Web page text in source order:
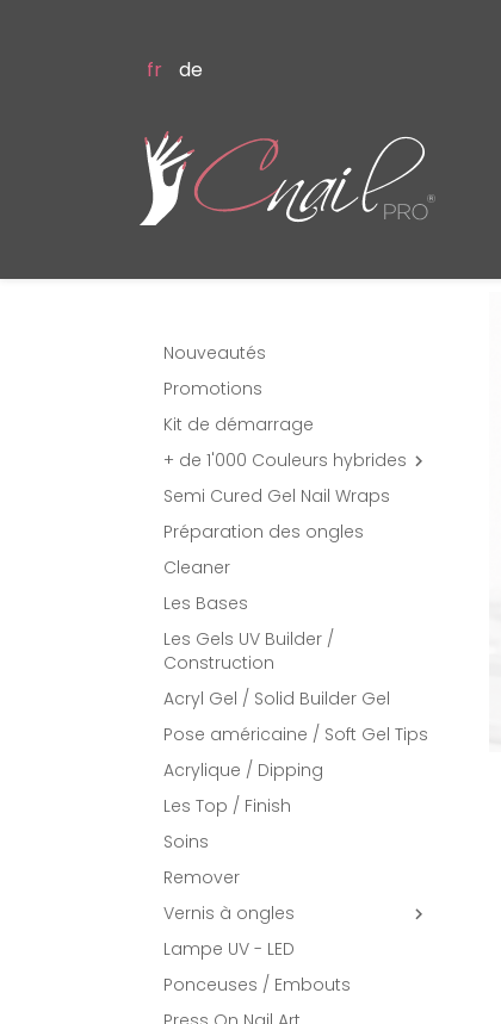
fr de
Nouveautés
Promotions
Kit de démarrage
+ de 1'000 Couleurs hybrides 
Semi Cured Gel Nail Wraps
Préparation des ongles
Cleaner
Les Bases
Les Gels UV Builder /
Construction
Acryl Gel / Solid Builder Gel
Pose américaine / Soft Gel Tips
Acrylique / Dipping
Les Top / Finish
Soins
Remover
Vernis à ongles

Lampe UV - LED
Ponceuses / Embouts